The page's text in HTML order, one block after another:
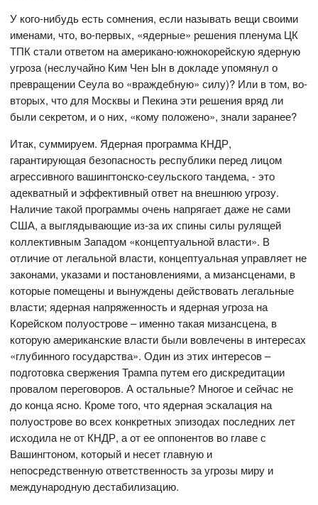
У кого-нибудь есть сомнения, если называть вещи своими
именами, что, во-первых, «ядерные» решения пленума ЦК
ТПК стали ответом на американо-южнокорейскую ядерную
угроза (неслучайно Ким Чен Ын в докладе упомянул о
превращении Сеула во «враждебную» силу)? Или в том, во-
вторых, что для Москвы и Пекина эти решения вряд ли
были секретом, и о них, «кому положено», знали заранее?
Итак, суммируем. Ядерная программа КНДР,
гарантирующая безопасность республики перед лицом
агрессивного вашингтонско-сеульского тандема, - это
адекватный и эффективный ответ на внешнюю угрозу.
Наличие такой программы очень напрягает даже не сами
США, а выглядывающие из-за их спины силы рулящей
коллективным Западом «концептуальной власти». В
отличие от легальной власти, концептуальная управляет не
законами, указами и постановлениями, а мизансценами, в
которые помещены и вынуждены действовать легальные
власти; ядерная напряженность и ядерная угроза на
Корейском полуострове – именно такая мизансцена, в
которую американские власти были вовлечены в интересах
«глубинного государства». Один из этих интересов –
подготовка свержения Трампа путем его дискредитации
провалом переговоров. А остальные? Многое и сейчас не
до конца ясно. Кроме того, что ядерная эскалация на
полуострове во всех конкретных эпизодах последних лет
исходила не от КНДР, а от ее оппонентов во главе с
Вашингтоном, который и несет главную и
непосредственную ответственность за угрозы миру и
международную дестабилизацию.